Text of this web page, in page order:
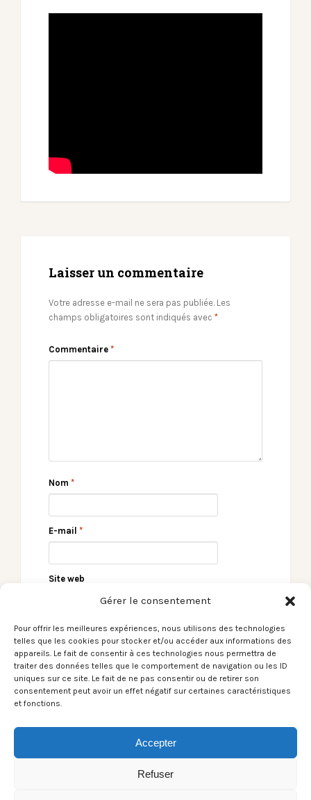
Gérer le consentement
Pour offrir les meilleures expériences, nous utilisons des technologies
telles que les cookies pour stocker et/ou accéder aux informations des
appareils. Le fait de consentir à ces technologies nous permettra de
traiter des données telles que le comportement de navigation ou les ID
uniques sur ce site. Le fait de ne pas consentir ou de retirer son
consentement peut avoir un effet négatif sur certaines caractéristiques
et fonctions.
Accepter
Refuser
Laisser un commentaire
Votre adresse e-mail ne sera pas publiée. Les
champs obligatoires sont indiqués avec *
Commentaire *
Nom *
E-mail *
Site web